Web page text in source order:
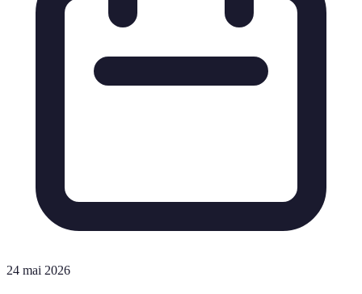
24 mai 2026